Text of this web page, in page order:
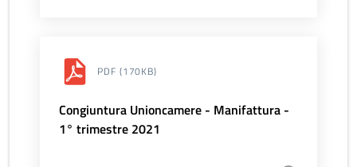
PDF (170KB)
Congiuntura Unioncamere - Manifattura -
1° trimestre 2021